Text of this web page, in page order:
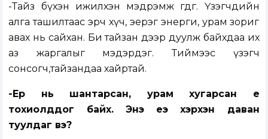
-Тайз бүхэн ижилхэн мэдрэмж өгдөг. Үзэгчдийн
алга ташилтаас эрч хүч, эерэг энерги, урам зориг
авах нь сайхан. Би тайзан дээр дуулж байхдаа их
аз жаргалыг мэдэрдэг. Тиймээс үзэгч
сонсогч,тайзандаа хайртай.
-Ер нь шантарсан, урам хугарсан үе
тохиолддог байх. Энэ үеэ хэрхэн даван
туулдаг вэ?